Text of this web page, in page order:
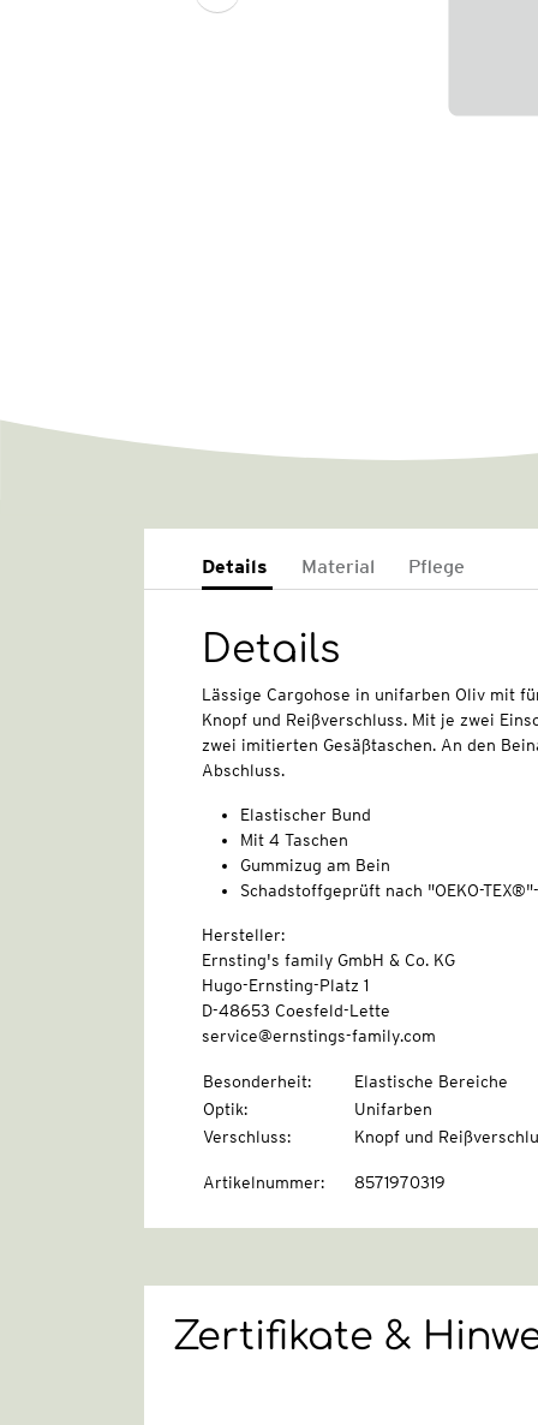
Details Material Pflege
Details
Lässige Cargohose in unifarben Oliv mit
Knopf und Reißverschluss. Mit je zwei
zwei imitierten Gesäßtaschen. An den
Abschluss.
Elastischer Bund
Mit 4 Taschen
Gummizug am Bein
Schadstoffgeprüft nach "OEKO-
Hersteller:
Ernsting's family GmbH & Co. KG
Hugo-Ernsting-Platz 1
D-48653 Coesfeld-Lette
service@ernstings-family.com
Besonderheit:
Elastische Bereiche
Optik:
Unifarben
Verschluss: Knopf und
Artikelnummer: 8571970319
Zertifikate &